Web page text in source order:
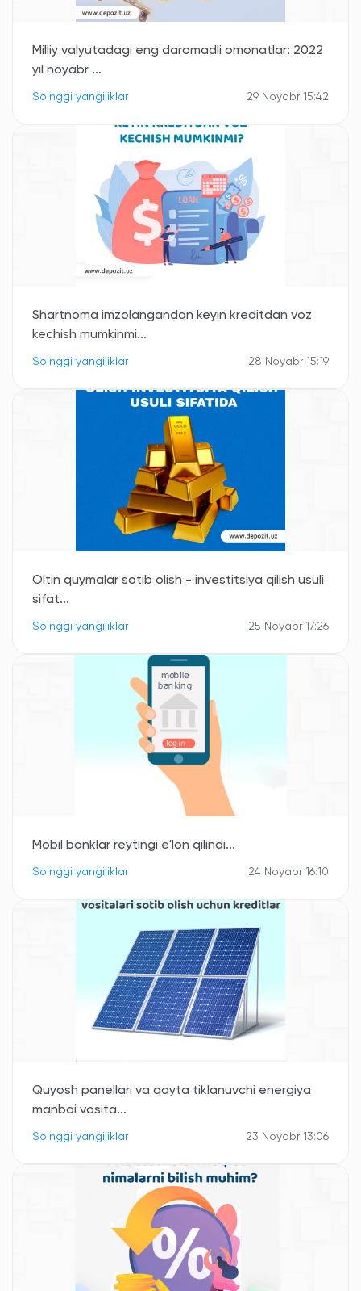
Milliy valyutadagi eng daromadli omonatlar: 2022
yil noyabr ...
So'nggi yangiliklar 29 Noyabr 15:42
Shartnoma imzolangandan keyin kreditdan voz
kechish mumkinmi...
So'nggi yangiliklar 28 Noyabr 15:19
Oltin quymalar sotib olish - investitsiya qilish usuli
sifat...
So'nggi yangiliklar 25 Noyabr 17:26
Mobil banklar reytingi e'lon qilindi...
So'nggi yangiliklar 24 Noyabr 16:10
Quyosh panellari va qayta tiklanuvchi energiya
manbai vosita...
So'nggi yangiliklar 23 Noyabr 13:06